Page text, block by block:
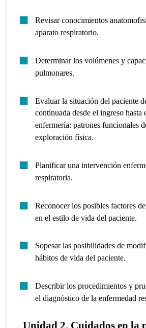
Revisar conocimientos
aparato respiratorio.
Determinar los volúmenes y
pulmonares.
Evaluar la situación del paciente
continuada desde el ingreso hasta
enfermería: patrones funcionales
exploración física.
Planificar una intervención
respiratoria.
Reconocer los posibles factores
en el estilo de vida del paciente.
Sopesar las posibilidades de
hábitos de vida del paciente.
Describir los procedimientos y
el diagnóstico de la enfermedad
Unidad 2. Cuidados en la